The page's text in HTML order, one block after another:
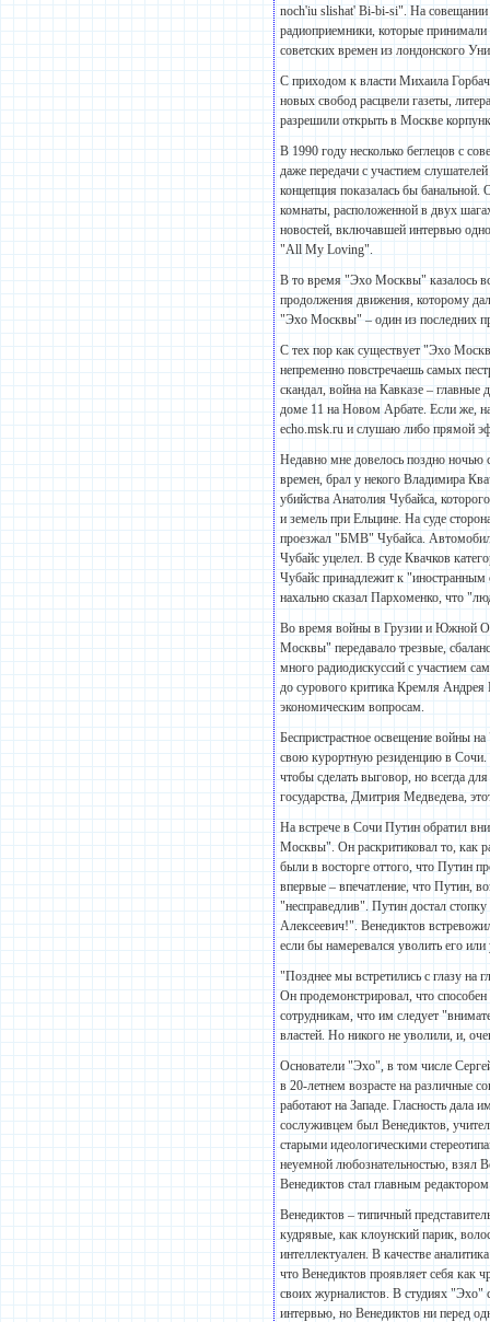
noch'iu slishat' Bi-bi-si". На
радиоприемники, которые
советских времен из лондонского
С приходом к власти Михаила
новых свобод расцвели газеты,
разрешили открыть в Москве
В 1990 году несколько беглецов с
даже передачи с участием
концепция показалась бы
комнаты, расположенной в двух
новостей, включавшей интервью
"All My Loving".
В то время "Эхо Москвы" казалось
продолжения движения, которому
"Эхо Москвы" – один из последних
С тех пор как существует "Эхо
непременно повстречаешь самых
скандал, война на Кавказе –
доме 11 на Новом Арбате. Если же,
echo.msk.ru и слушаю либо прямой
Недавно мне довелось поздно ночью
времен, брал у некого Владимира
убийства Анатолия Чубайса,
и земель при Ельцине. На суде
проезжал "БМВ" Чубайса.
Чубайс уцелел. В суде Квачков
Чубайс принадлежит к
нахально сказал Пархоменко, что
Во время войны в Грузии и Южной
Москвы" передавало трезвые,
много радиодискуссий с участием
до сурового критика Кремля Андрея
экономическим вопросам.
Беспристрастное освещение войны
свою курортную резиденцию в Сочи.
чтобы сделать выговор, но всегда
государства, Дмитрия Медведева,
На встрече в Сочи Путин обратил
Москвы". Он раскритиковал то, как
были в восторге оттого, что Путин
впервые – впечатление, что Путин,
"несправедлив". Путин достал
Алексеевич!". Венедиктов
если бы намеревался уволить его
"Позднее мы встретились с глазу на
Он продемонстрировал, что
сотрудникам, что им следует
властей. Но никого не уволили, и,
Основатели "Эхо", в том числе
в 20-летнем возрасте на различные
работают на Западе. Гласность дала
сослуживцем был Венедиктов,
старыми идеологическими
неуемной любознательностью, взял
Венедиктов стал главным
Венедиктов – типичный
кудрявые, как клоунский парик,
интеллектуален. В качестве
что Венедиктов проявляет себя как
своих журналистов. В студиях "Эхо"
интервью, но Венедиктов ни перед